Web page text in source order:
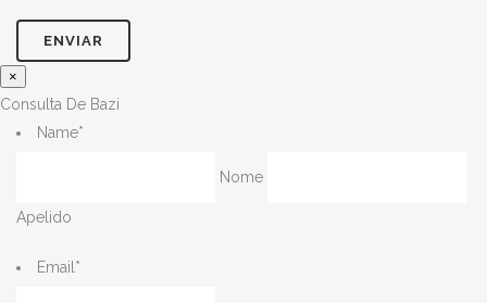
×
Consulta De Bazi
Name*
Nome
Apelido
Email *